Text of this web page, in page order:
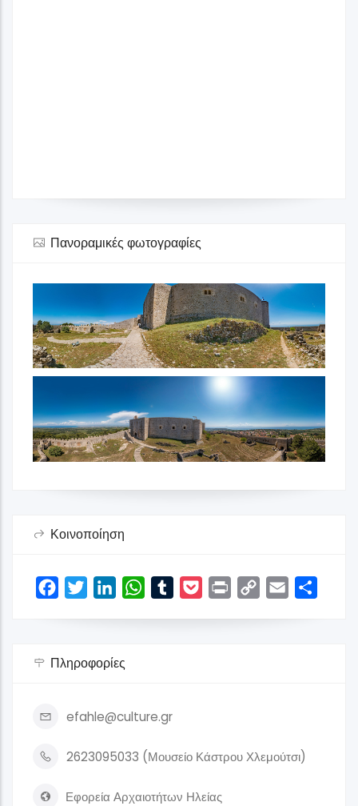
Πανοραμικές φωτογραφίες
Κοινοποίηση
FacebookTwitterLinkedInWhatsAppTumblrPocketPrint
Copy
Email
Πληροφορίες
efahle@culture.gr
2623095033 (Μουσείο Κάστρου Χλεμούτσι)
Εφορεία Αρχαιοτήτων Ηλείας